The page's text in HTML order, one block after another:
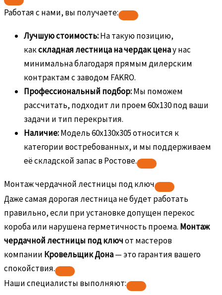
Работая с нами, вы получаете:
Лучшую стоимость:На такую позицию,
какскладная лестница на чердак ценау нас
минимальна благодаря прямым дилерским
контрактам с заводом FAKRO.
Профессиональный подбор:Мы поможем
рассчитать, подходит ли проем 60х130 под ваши
задачи и тип перекрытия.
Наличие:Модель 60х130х305 относится к
категории востребованных, и мы поддерживаем
её складской запас в Ростове.
Монтаж чердачной лестницы под ключ
Даже самая дорогая лестница не будет работать
правильно, если при установке допущен перекос
короба или нарушена герметичность проема. Монтаж
чердачной лестницы под ключот мастеров
компании Кровельщик Дона— это гарантия вашего
спокойствия.
Наши специалисты выполняют: